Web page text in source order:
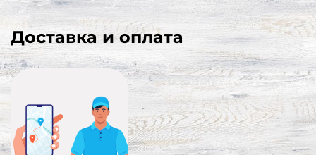
Доставка и оплата